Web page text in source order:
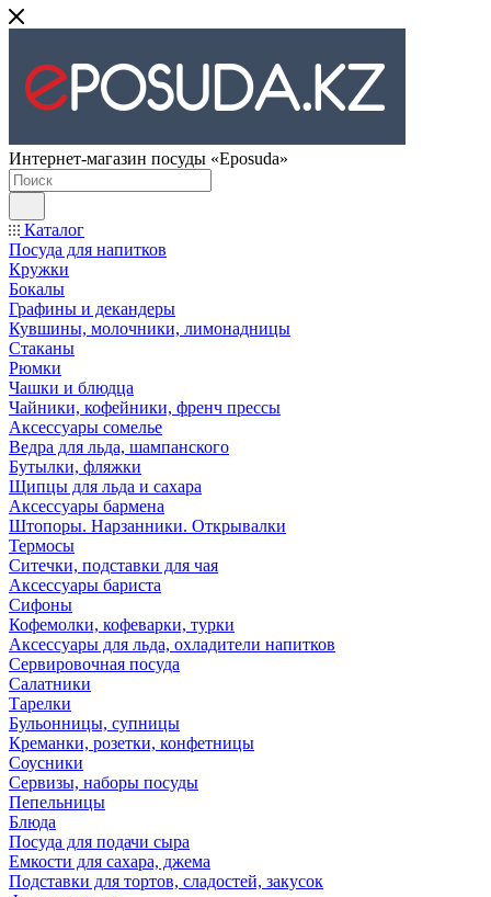
Интернет-магазин посуды «Eposuda»
Каталог
Посуда для напитков
Кружки
Бокалы
Графины и декандеры
Кувшины, молочники, лимонадницы
Стаканы
Рюмки
Чашки и блюдца
Чайники, кофейники, френч прессы
Аксессуары сомелье
Ведра для льда, шампанского
Бутылки, фляжки
Щипцы для льда и сахара
Аксессуары бармена
Штопоры. Нарзанники. Открывалки
Термосы
Ситечки, подставки для чая
Аксессуары бариста
Сифоны
Кофемолки, кофеварки, турки
Аксессуары для льда, охладители напитков
Сервировочная посуда
Салатники
Тарелки
Бульонницы, супницы
Креманки, розетки, конфетницы
Соусники
Сервизы, наборы посуды
Пепельницы
Блюда
Посуда для подачи сыра
Емкости для сахара, джема
Подставки для тортов, сладостей, закусок